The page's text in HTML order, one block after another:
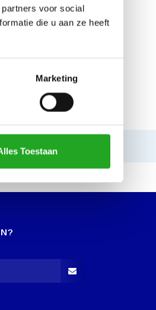
voor social
die u aan ze heeft
Marketing
Toestaan